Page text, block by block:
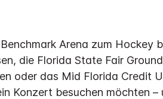
Arena zum Hockey
die Florida State Fair
oder das Mid Florida Credit
Konzert besuchen möchten –